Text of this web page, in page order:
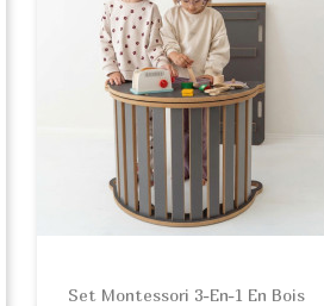
Set Montessori 3-En-1 En Bois